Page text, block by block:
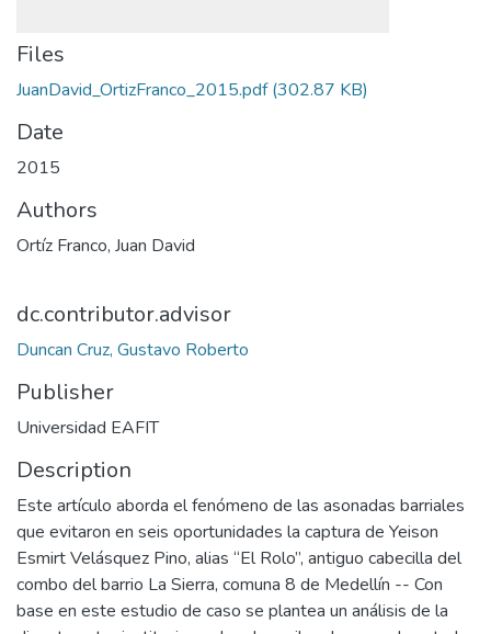
Files
JuanDavid_OrtizFranco_2015.pdf(302.87 KB)
Date
2015
Authors
Ortíz Franco, Juan David
dc.contributor.advisor
Duncan Cruz, Gustavo Roberto
Publisher
Universidad EAFIT
Description
Este artículo aborda el fenómeno de las asonadas barriales
que evitaron en seis oportunidades la captura de Yeison
Esmirt Velásquez Pino, alias “El Rolo”, antiguo cabecilla del
combo del barrio La Sierra, comuna 8 de Medellín -- Con
base en este estudio de caso se plantea un análisis de la